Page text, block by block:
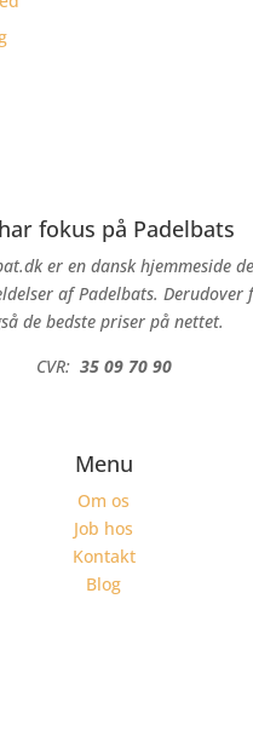
fokus på Padelbats
er en dansk hjemmeside
af Padelbats. Derudover
de bedste priser på nettet.
CVR: 35 09 70 90
Menu
Om os
Job hos
Kontakt
Blog